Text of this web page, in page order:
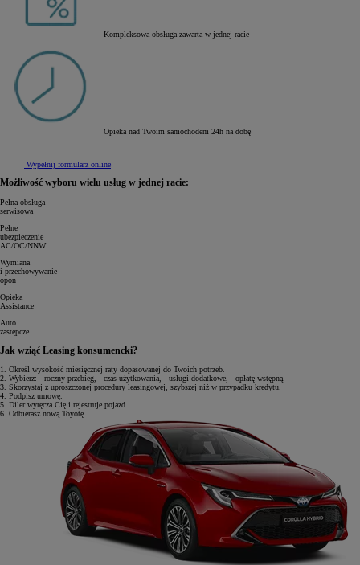
Kompleksowa obsługa zawarta w jednej racie
Opieka nad Twoim samochodem 24h na dobę
Wypełnij formularz online
Możliwość wyboru wielu usług w jednej racie:
Pełna obsługa
serwisowa
Pełne
ubezpieczenie
AC/OC/NNW
Wymiana
i przechowywanie
opon
Opieka
Assistance
Auto
zastępcze
Jak wziąć Leasing konsumencki?
1. Określ wysokość miesięcznej raty dopasowanej do Twoich potrzeb.
2. Wybierz: - roczny przebieg, - czas użytkowania, - usługi dodatkowe, - opłatę wstępną.
3. Skorzystaj z uproszczonej procedury leasingowej, szybszej niż w przypadku kredytu.
4. Podpisz umowę.
5. Diler wyręcza Cię i rejestruje pojazd.
6. Odbierasz nową Toyotę.